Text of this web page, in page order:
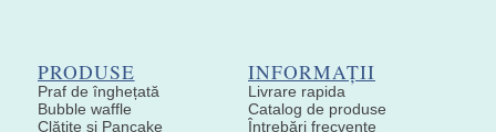
PRODUSE
Praf de înghețată
Bubble waffle
Clătite și Pancake
INFORMAȚII
Livrare rapida
Catalog de produse
Întrebări frecvente